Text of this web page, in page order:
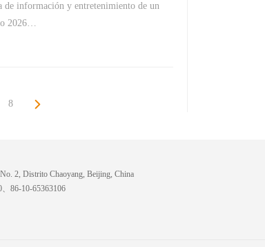
de información y entretenimiento de un
2026…
8
2, Distrito Chaoyang, Beijing, China
86-10-65363106